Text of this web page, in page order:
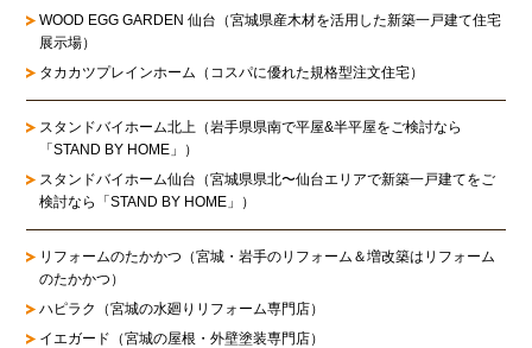
WOOD EGG GARDEN 仙台（宮城県産木材を活用した新築一戸建て住宅
展示場）
タカカツプレインホーム（コスパに優れた規格型注文住宅）
スタンドバイホーム北上 （岩手県県南で平屋&半平屋をご検討なら
「STAND BY HOME」）
スタンドバイホーム仙台 （宮城県県北〜仙台エリアで新築一戸建てをご
検討なら「STAND BY HOME」）
リフォームのたかかつ （宮城・岩手のリフォーム＆増改築はリフォーム
のたかかつ）
ハピラク（宮城の水廻りリフォーム専門店）
イエガード（宮城の屋根・外壁塗装専門店）